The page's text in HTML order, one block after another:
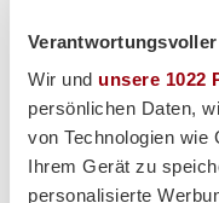
Wir und unsere 1022
persönlichen Daten,
von Technologien wie
Ihrem Gerät zu
personalisierte